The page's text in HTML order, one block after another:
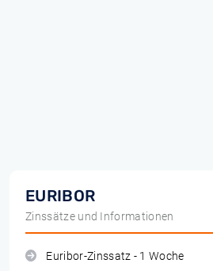
EURIBOR
Zinssätze und Informationen
Euribor-Zinssatz - 1 Woche